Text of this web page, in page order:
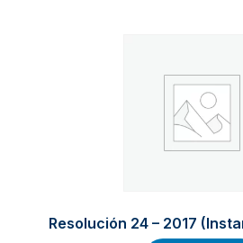
Resolución 24 – 2017